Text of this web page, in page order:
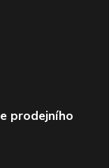
prodejního